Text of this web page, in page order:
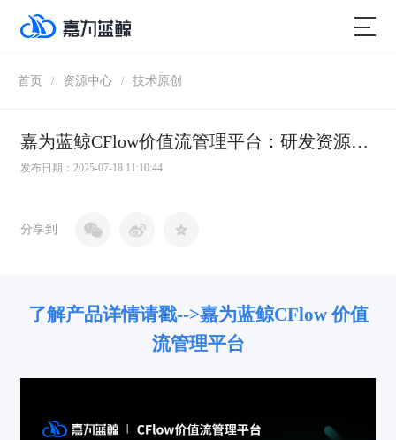
首页 / 资源中心 / 技术原创
嘉为蓝鲸CFlow价值流管理平台：研发资源黑洞，终结需求返工
发布日期：2025-07-18 11:10:44
分享到
了解产品详情请戳-->嘉为蓝鲸CFlow 价值
流管理平台